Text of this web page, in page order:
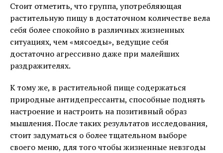
Стоит отметить, что группа, употребляющая
растительную пищу в достаточном количестве вела
себя более спокойно в различных жизненных
ситуациях, чем «мясоеды», ведущие себя
достаточно агрессивно даже при малейших
раздражителях.
К тому же, в растительной пище содержаться
природные антидепрессанты, способные поднять
настроение и настроить на позитивный образ
мышления. После таких результатов исследования,
стоит задуматься о более тщательном выборе
своего меню, для того чтобы жизненные невзгоды